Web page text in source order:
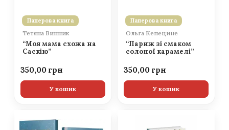
Паперова книга
Тетяна Винник
“Моя мама схожа на
Саскію”
350,00
У кошик
Паперова книга
Ольга Кепецине
“Париж зі смаком
солоної карамелі”
350,00
У кошик